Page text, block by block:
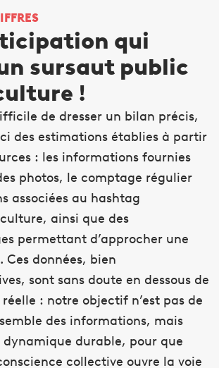
qui
sursaut public
!
de dresser un bilan précis,
des estimations établies à partir
: les informations fournies
photos, le comptage régulier
associées au hashtag
ainsi que des
permettant d’approcher une
données, bien
sont sans doute en dessous de
: notre objectif n’est pas de
des informations, mais
dynamique durable, pour que
collective ouvre la voie